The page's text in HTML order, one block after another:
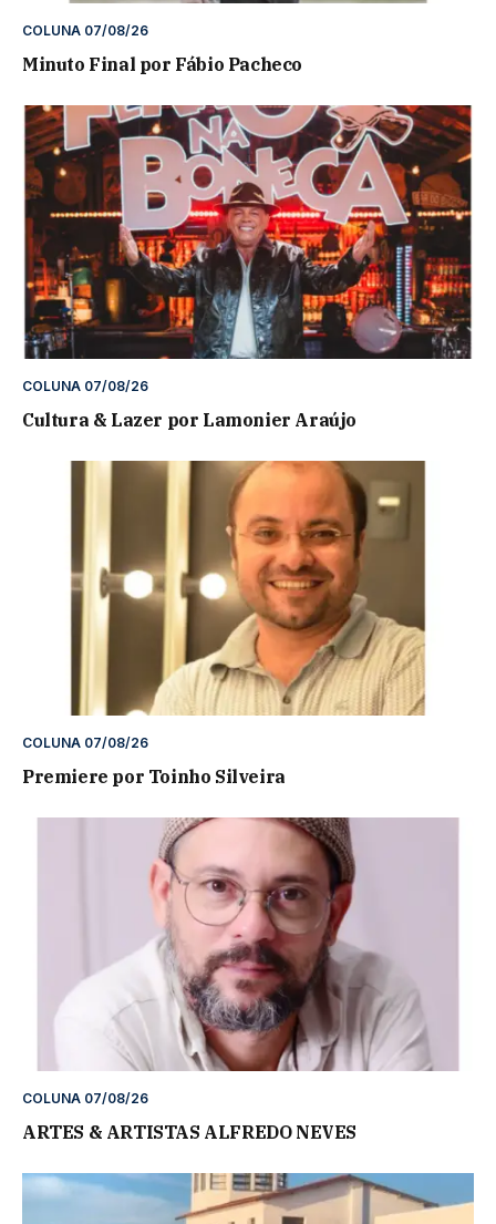
COLUNA 07/08/26
Minuto Final por Fábio Pacheco
COLUNA 07/08/26
Cultura & Lazer por Lamonier Araújo
COLUNA 07/08/26
Premiere por Toinho Silveira
COLUNA 07/08/26
ARTES & ARTISTAS ALFREDO NEVES